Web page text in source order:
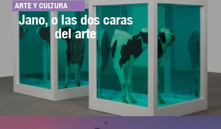
ARTE Y CULTURA
Jano, o las dos caras
del arte